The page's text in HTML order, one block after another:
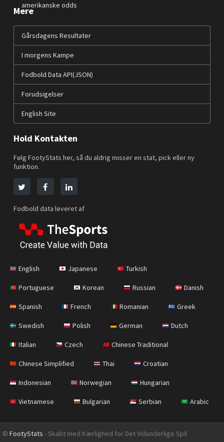
amerikanske odds
Mere
Gårsdagens Resultater
I morgens Kampe
Fodbold Data API(JSON)
Forudsigelser
English Site
Hold Kontakten
Følg FootyStats her, så du aldrig misser en stat, pick eller ny
funktion.
Fodbold data leveret af
English Japanese Turkish
Portuguese Korean Russian Danish
Spanish French Romanian Greek
Swedish Polish German Dutch
Italian Czech Chinese Traditional
Chinese Simplified Thai Croatian
Indonesian Norwegian Hungarian
Vietnamese Bulgarian Serbian Arabic
© FootyStats - Skabt med Kærlighed for Det Vidunderlige Spil